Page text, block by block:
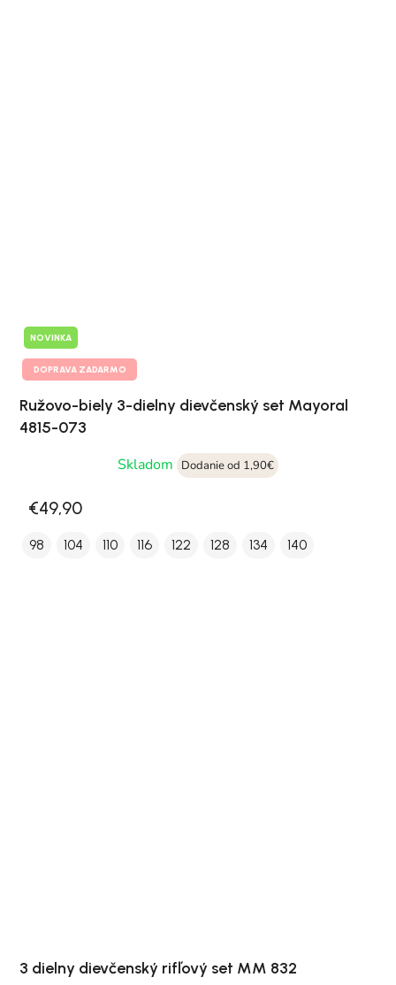
NOVINKA
DOPRAVA ZADARMO
Ružovo-biely 3-dielny dievčenský set Mayoral
4815-073
Skladom
Dodanie od 1,90€
€49,90
98 104 110 116 122 128 134 140
3 dielny dievčenský rifľový set MM 832